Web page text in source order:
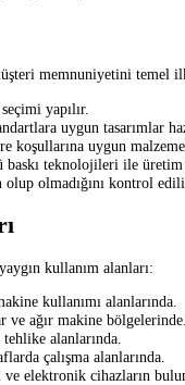
memnuniyetini temel
yapılır.
uygun tasarımlar
koşullarına uygun
teknolojileri ile üretim
olmadığını kontrol
kullanım alanları:
kullanımı alanlarında.
ağır makine bölgelerinde.
alanlarında.
çalışma alanlarında.
elektronik cihazların